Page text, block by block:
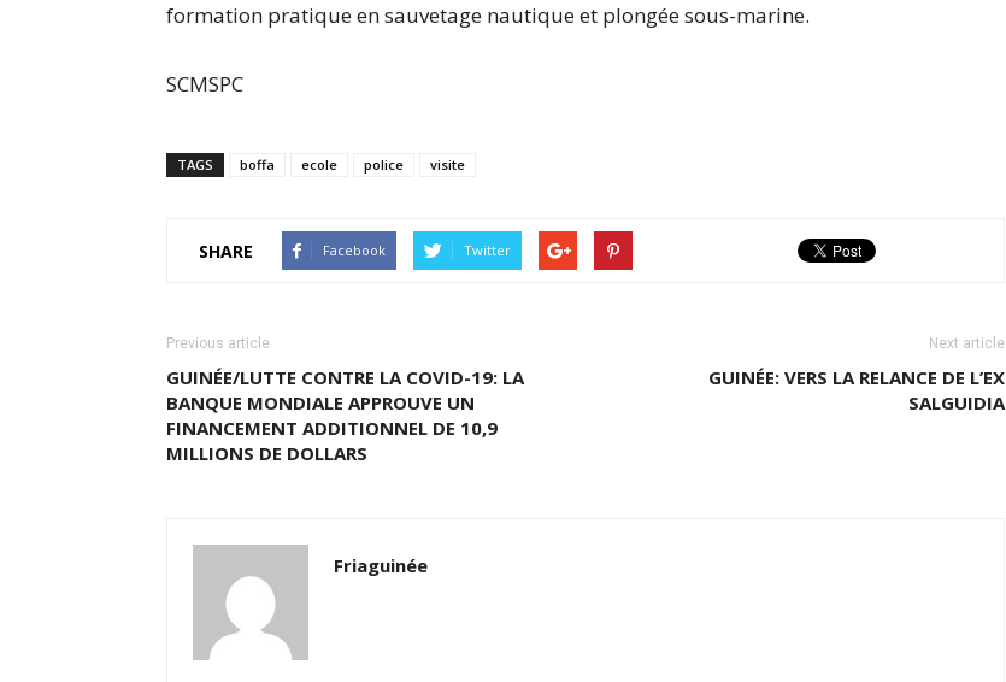
formation pratique en sauvetage nautique et plongée sous-marine.
SCMSPC
TAGS boffa ecole police visite
SHARE Facebook Twitter
Previous article
GUINÉE/LUTTE CONTRE LA COVID-19: LA
BANQUE MONDIALE APPROUVE UN
FINANCEMENT ADDITIONNEL DE 10,9
MILLIONS DE DOLLARS
Next article
GUINÉE: VERS LA RELANCE DE L’EX
SALGUIDIA
Friaguinée